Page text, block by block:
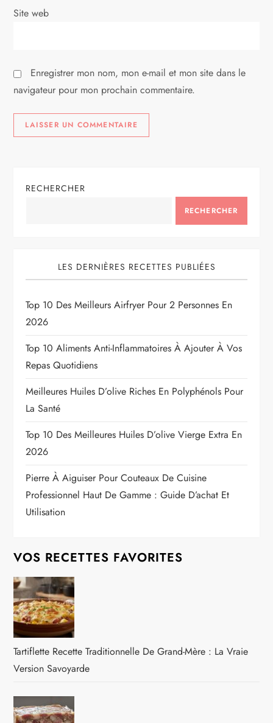
l
e
Site web
Enregistrer mon nom, mon e-mail et mon site dans le
navigateur pour mon prochain commentaire.
RECHERCHER
RECHERCHER
LES DERNIÈRES RECETTES PUBLIÉES
Top 10 Des Meilleurs Airfryer Pour 2 Personnes En
2026
Top 10 Aliments Anti-Inflammatoires À Ajouter À Vos
Repas Quotidiens
Meilleures Huiles D’olive Riches En Polyphénols Pour
La Santé
Top 10 Des Meilleures Huiles D’olive Vierge Extra En
2026
Pierre À Aiguiser Pour Couteaux De Cuisine
Professionnel Haut De Gamme : Guide D’achat Et
Utilisation
VOS RECETTES FAVORITES
Tartiflette Recette Traditionnelle De Grand-Mère : La Vraie
Version Savoyarde